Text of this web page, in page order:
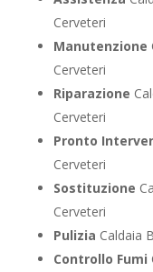
Cerveteri
Manutenzione
Cerveteri
Riparazione
Cerveteri
Pronto
Cerveteri
Sostituzione
Cerveteri
Pulizia Caldaia
Controllo Fumi